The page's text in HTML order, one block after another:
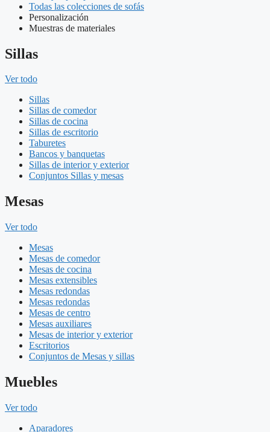
Todas las colecciones de sofás
Personalización
Muestras de materiales
Sillas
Ver todo
Sillas
Sillas de comedor
Sillas de cocina
Sillas de escritorio
Taburetes
Bancos y banquetas
Sillas de interior y exterior
Conjuntos Sillas y mesas
Mesas
Ver todo
Mesas
Mesas de comedor
Mesas de cocina
Mesas extensibles
Mesas redondas
Mesas redondas
Mesas de centro
Mesas auxiliares
Mesas de interior y exterior
Escritorios
Conjuntos de Mesas y sillas
Muebles
Ver todo
Aparadores